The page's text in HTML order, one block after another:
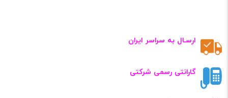
ارسـال به سراسر ایران
گارانتی رسمی شرکتی